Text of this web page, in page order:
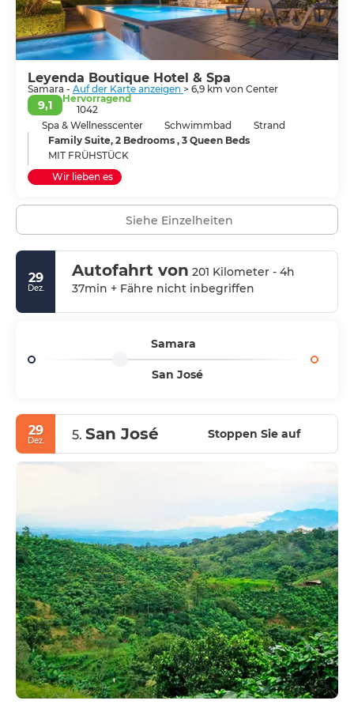
Leyenda Boutique Hotel & Spa
Samara - Auf der Karte anzeigen > 6,9 km von Center
9,1
Hervorragend
1042
Spa & Wellnesscenter
Schwimmbad
Strand
Family Suite, 2 Bedrooms , 3 Queen Beds
MIT FRÜHSTÜCK
Wir lieben es
Siehe Einzelheiten
29
Dez.
Autofahrt von 201 Kilometer - 4h
37min + Fähre nicht inbegriffen
Samara
San José
29
Dez. 5. San José Stoppen Sie auf